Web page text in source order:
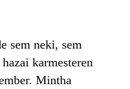
sem neki, sem
karmesteren
Mintha